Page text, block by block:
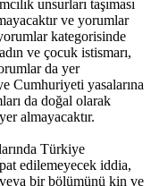
unsurları taşıması
ve yorumlar
kategorisinde
ve çocuk istismarı,
da yer
Cumhuriyeti yasalarına
da doğal olarak
almayacaktır.
Türkiye
edilemeyecek iddia,
veya bir bölümünü kin ve